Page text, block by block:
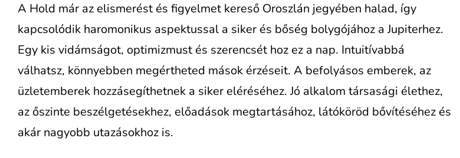
A Hold már az elismerést és figyelmet kereső Oroszlán jegyében halad, így
kapcsolódik haromonikus aspektussal a siker és bőség bolygójához a Jupiterhez.
Egy kis vidámságot, optimizmust és szerencsét hoz ez a nap. Intuitívabbá
válhatsz, könnyebben megértheted mások érzéseit. A befolyásos emberek, az
üzletemberek hozzásegíthetnek a siker eléréséhez. Jó alkalom társasági élethez,
az őszinte beszélgetésekhez, előadások megtartásához, látóköröd bővítéséhez és
akár nagyobb utazásokhoz is.